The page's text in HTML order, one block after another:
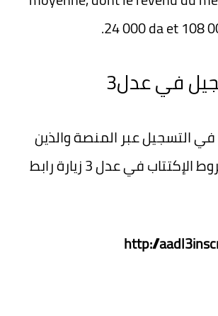
24 000 da et 108
في عدل3
في التسجيل عبر المنصة والذين
تتوفر فيهم شروط الإكتتاب في عدل 3 زيارة رابط
http://